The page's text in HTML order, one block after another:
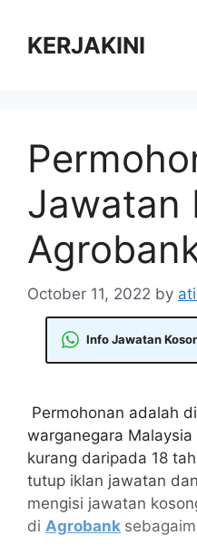
contentKERJAKINI
Jawatan
October 11, 2022 by
Info Jawatan
Permohonan adalah
warganegara
kurang daripada 18
tutup iklan jawatan
mengisi jawatan
di Agrobank